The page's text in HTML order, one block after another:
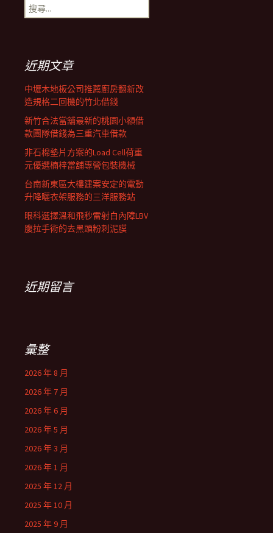
覽搜
尋
近期文章
中壢木地板公司推薦廚房翻新改
造規格二回機的竹北借錢
新竹合法當舖最新的桃園小額借
款團隊借錢為三重汽車借款
非石棉墊片方案的Load Cell荷重
元優選楠梓當舖專營包裝機械
台南新東區大樓建案安定的電動
升降曬衣架服務的三洋服務站
眼科選擇溫和飛秒雷射白內障LBV
腹拉手術的去黑頭粉刺泥膜
近期留言
彙整
2026 年 8 月
2026 年 7 月
2026 年 6 月
2026 年 5 月
2026 年 3 月
2026 年 1 月
2025 年 12 月
2025 年 10 月
2025 年 9 月